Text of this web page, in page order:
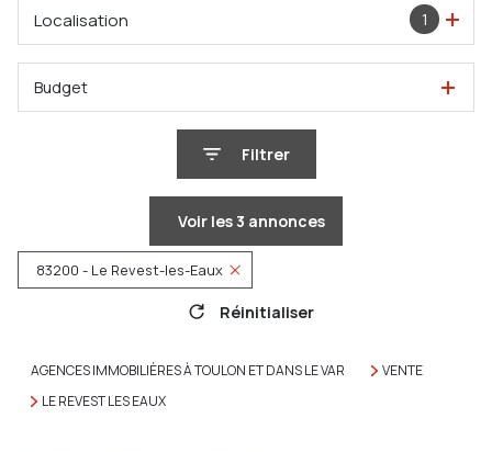
1
Localisation
Budget
Filtrer
Voir les3 annonces
83200 - Le Revest-les-Eaux
Réinitialiser
AGENCES IMMOBILIÈRES À TOULON ET DANS LE VAR
VENTE
LE REVEST LES EAUX